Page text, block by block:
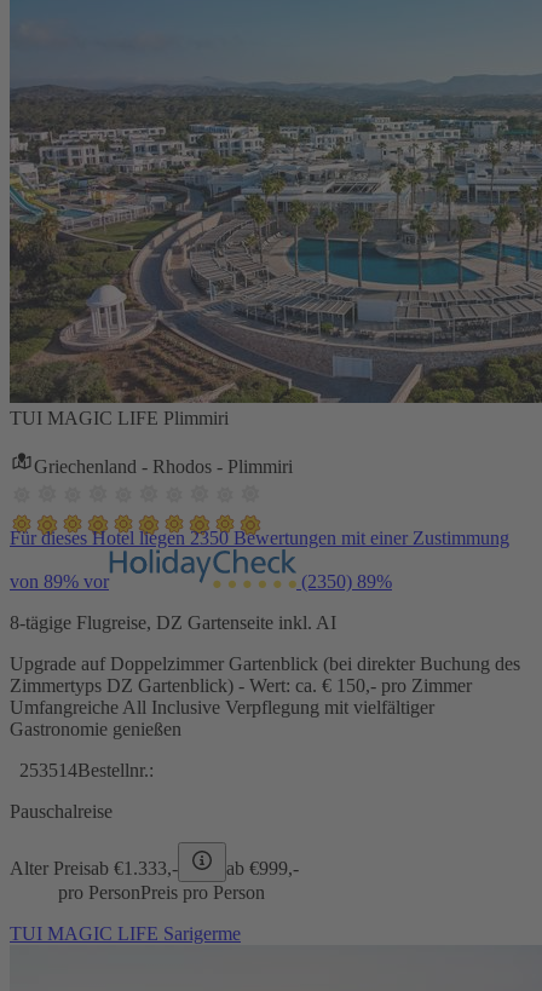
TUI MAGIC LIFE Plimmiri
Griechenland - Rhodos - Plimmiri
Für dieses Hotel liegen 2350 Bewertungen mit einer Zustimmung
von 89% vor (2350) 89%
8-tägige Flugreise, DZ Gartenseite inkl. AI
Upgrade auf Doppelzimmer Gartenblick (bei direkter Buchung des
Zimmertyps DZ Gartenblick) - Wert: ca. € 150,- pro Zimmer
Umfangreiche All Inclusive Verpflegung mit vielfältiger
Gastronomie genießen
253514Bestellnr.:
Pauschalreise
Alter Preisab €1.333,- ab €999,-
pro PersonPreis pro Person
TUI MAGIC LIFE Sarigerme